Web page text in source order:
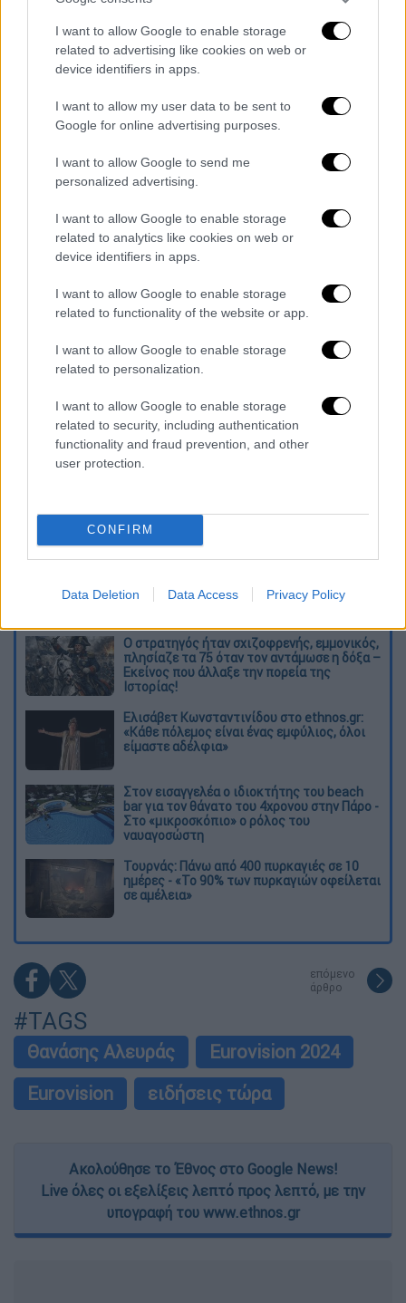
I want to allow Google to enable storage
related to advertising like cookies on web or
device identifiers in apps.
I want to allow my user data to be sent to
Google for online advertising purposes.
I want to allow Google to send me
personalized advertising.
I want to allow Google to enable storage
related to analytics like cookies on web or
device identifiers in apps.
I want to allow Google to enable storage
related to functionality of the website or app.
I want to allow Google to enable storage
related to personalization.
I want to allow Google to enable storage
related to security, including authentication
functionality and fraud prevention, and other
user protection.
CONFIRM
Data Deletion Data Access Privacy Policy
τρόπο φέτος. Νομίζω θα μας βγάλει σε
καλό».
ΕΘΝΟΣ θα παρεμβαίνει και τα προσβλητικά σχόλια θα
Διαβάστε ακόμη
O στρατηγός ήταν σχιζοφρενής, εμμονικός,
πλησίαζε τα 75 όταν τον αντάμωσε η δόξα –
Εκείνος που άλλαξε την πορεία της
Ιστορίας!
Ελισάβετ Κωνσταντινίδου στο ethnos.gr:
«Κάθε πόλεμος είναι ένας εμφύλιος, όλοι
είμαστε αδέλφια»
Στον εισαγγελέα ο ιδιοκτήτης του beach
bar για τον θάνατο του 4χρονου στην Πάρο -
Στο «μικροσκόπιο» ο ρόλος του
ναυαγοσώστη
Τουρνάς: Πάνω από 400 πυρκαγιές σε 10
ημέρες - «Το 90% των πυρκαγιών οφείλεται
σε αμέλεια»
επόμενο
άρθρο
#TAGS
Θανάσης Αλευράς
Eurovision 2024
Eurovision
ειδήσεις τώρα
Ακολούθησε το Έθνος στο Google News!
Live όλες οι εξελίξεις λεπτό προς λεπτό, με την
υπογραφή του www.ethnos.gr